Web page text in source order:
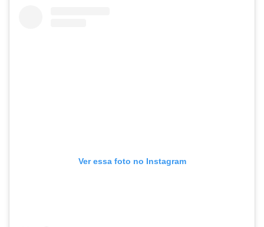
Ver essa foto no Instagram